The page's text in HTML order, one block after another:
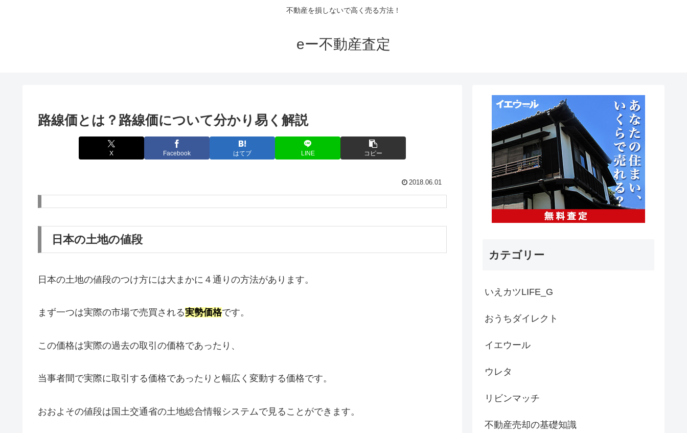
不動産を損しないで高く売る方法！
eー不動産査定
路線価とは？路線価について分かり易く解説
X Facebook はてブ LINE コピー
2018.06.01
日本の土地の値段
日本の土地の値段のつけ方には大まかに４通りの方法があります。
まず一つは実際の市場で売買される実勢価格です。
この価格は実際の過去の取引の価格であったり、
当事者間で実際に取引する価格であったりと幅広く変動する価格です。
おおよその値段は国土交通省の土地総合情報システムで見ることができます。
カテゴリー
いえカツLIFE_G
おうちダイレクト
イエウール
ウレタ
リビンマッチ
不動産売却の基礎知識